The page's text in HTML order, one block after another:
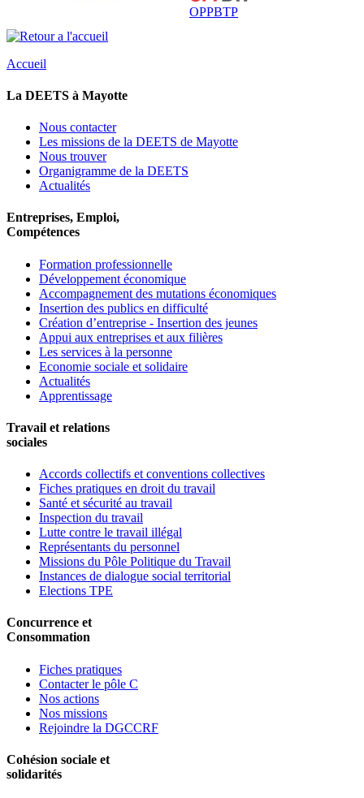
OPPBTP
Accueil
La DEETS à Mayotte
Nous contacter
Les missions de la DEETS de Mayotte
Nous trouver
Organigramme de la DEETS
Actualités
Entreprises, Emploi,
Compétences
Formation professionnelle
Développement économique
Accompagnement des mutations économiques
Insertion des publics en difficulté
Création d’entreprise - Insertion des jeunes
Appui aux entreprises et aux filières
Les services à la personne
Economie sociale et solidaire
Actualités
Apprentissage
Travail et relations
sociales
Accords collectifs et conventions collectives
Fiches pratiques en droit du travail
Santé et sécurité au travail
Inspection du travail
Lutte contre le travail illégal
Représentants du personnel
Missions du Pôle Politique du Travail
Instances de dialogue social territorial
Elections TPE
Concurrence et
Consommation
Fiches pratiques
Contacter le pôle C
Nos actions
Nos missions
Rejoindre la DGCCRF
Cohésion sociale et
solidarités